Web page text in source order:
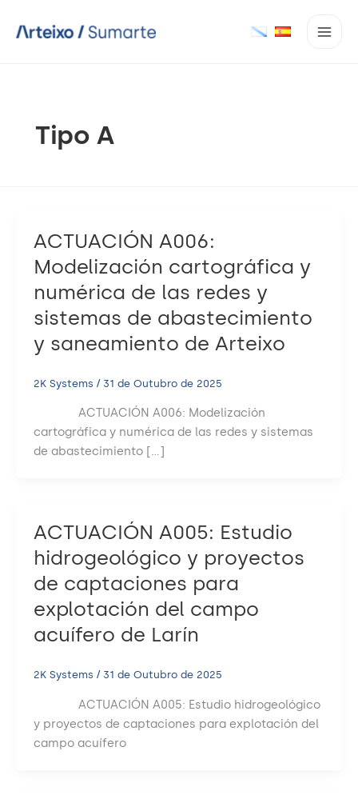
Tipo A
ACTUACIÓN A006:
Modelización cartográfica y
numérica de las redes y
sistemas de abastecimiento
y saneamiento de Arteixo
2K Systems / 31 de Outubro de 2025
ACTUACIÓN A006: Modelización
cartográfica y numérica de las redes y sistemas
de abastecimiento […]
ACTUACIÓN A005: Estudio
hidrogeológico y proyectos
de captaciones para
explotación del campo
acuífero de Larín
2K Systems / 31 de Outubro de 2025
ACTUACIÓN A005: Estudio hidrogeológico
y proyectos de captaciones para explotación del
campo acuífero